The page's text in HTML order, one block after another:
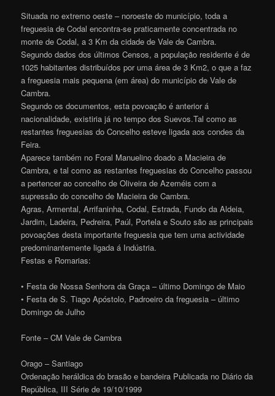
Situada no extremo oeste – noroeste do município, toda a
freguesia de Codal encontra-se praticamente concentrada no
monte de Codal, a 3 Km da cidade de Vale de Cambra.
Segundo dados dos últimos Censos, a população residente é de
1025 habitantes distribuídos por uma área de 3 Km2, o que a faz
a freguesia mais pequena (em área) do município de Vale de
Cambra.
Segundo os documentos, esta povoação é anterior á
nacionalidade, existiria já no tempo dos Suevos.Tal como as
restantes freguesias do Concelho esteve ligada aos condes da
Feira.
Aparece também no Foral Manuelino doado a Macieira de
Cambra, e tal como as restantes freguesias do Concelho passou
a pertencer ao concelho de Oliveira de Azeméis com a
supressão do concelho de Macieira de Cambra.
Agras, Armental, Arrifaninha, Codal, Estrada, Fundo da Aldeia,
Jardim, Ladeira, Pedreira, Paúl, Portela e Souto são as principais
povoações desta importante freguesia que tem uma actividade
predominantemente ligada á Indústria.
Festas e Romarias:
• Festa de Nossa Senhora da Graça – último Domingo de Maio
• Festa de S. Tiago Apóstolo, Padroeiro da freguesia – último
Domingo de Julho
Fonte – CM Vale de Cambra
Orago – Santiago
Ordenação heráldica do brasão e bandeira Publicada no Diário da
República, III Série de 19/10/1999